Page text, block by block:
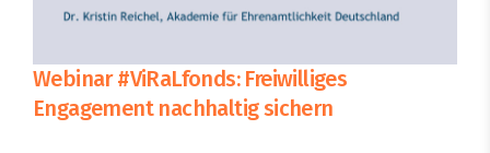
Webinar #ViRaLfonds: Freiwilliges
Engagement nachhaltig sichern